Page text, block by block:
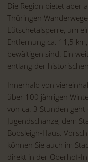
Die Region bietet aber
Thüringen
Lütschetalsperre, um
Entfernung ca. 11,5
bewältigen sind. Ein
entlang der
Innerhalb von
über 100 jährigen
von ca. 3 Stunden geht
Jugendschanze, dem
Bobsleigh-Haus.
können Sie auch im
direkt in der Oberhof-